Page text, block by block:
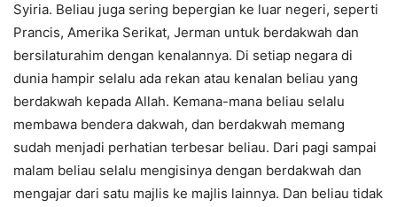
Syiria. Beliau juga sering bepergian ke luar negeri, seperti
Prancis, Amerika Serikat, Jerman untuk berdakwah dan
bersilaturahim dengan kenalannya. Di setiap negara di
dunia hampir selalu ada rekan atau kenalan beliau yang
berdakwah kepada Allah. Kemana-mana beliau selalu
membawa bendera dakwah, dan berdakwah memang
sudah menjadi perhatian terbesar beliau. Dari pagi sampai
malam beliau selalu mengisinya dengan berdakwah dan
mengajar dari satu majlis ke majlis lainnya. Dan beliau tidak